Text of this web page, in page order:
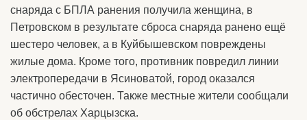
снаряда с БПЛА ранения получила женщина, в
Петровском в результате сброса снаряда ранено ещё
шестеро человек, а в Куйбышевском повреждены
жилые дома. Кроме того, противник повредил линии
электропередачи в Ясиноватой, город оказался
частично обесточен. Также местные жители сообщали
об обстрелах Харцызска.